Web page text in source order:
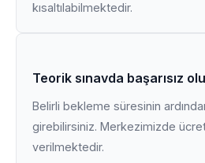
kısaltılabilmektedir.
Teorik sınavda başarısız
Belirli bekleme süresinin
girebilirsiniz. Merkezimizde
verilmektedir.